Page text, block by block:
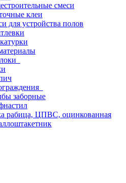
смеси
клеи
для устройства полов
заборные
рабица, ЦПВС, оцинкованная